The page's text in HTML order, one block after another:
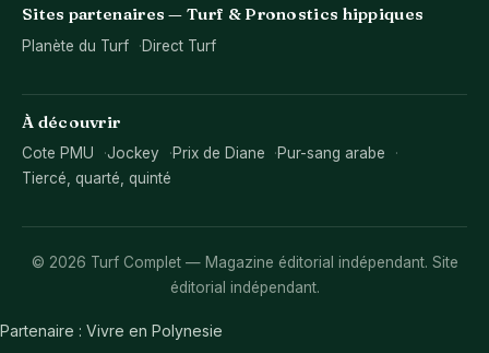
Sites partenaires — Turf & Pronostics hippiques
Planète du Turf Direct Turf
À découvrir
Cote PMU Jockey Prix de Diane
Pur-sang arabe
Tiercé, quarté, quinté
© 2026 Turf Complet — Magazine éditorial indépendant. Site
éditorial indépendant.
Partenaire : Vivre en Polynesie